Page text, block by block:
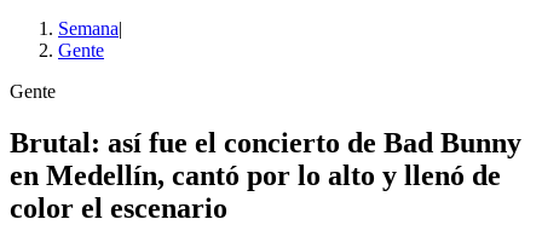
Semana|
Gente
Gente
Brutal: así fue el concierto de Bad Bunny
en Medellín, cantó por lo alto y llenó de
color el escenario